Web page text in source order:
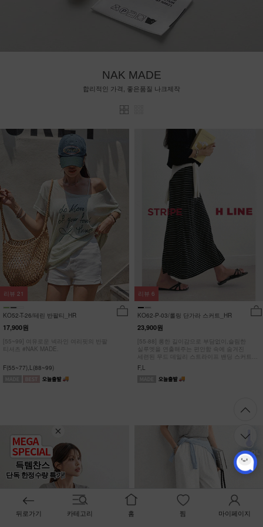
득템찬스
단독 한정수량 특가!
NAK MADE
합리적인 가격, 좋은품질 나크제작
KO52-T-26/테린 반팔티_HR
17,900원
[55~99] 여유로운 넥라인 여리핏의 반팔
티셔츠 #NAK MADE.
F(55~77),L(88~99)
리뷰 21
KO62-P-03/롤링 단가라 스커트_HR
23,900원
[55-88] 롱한 길이감으로 부담없이,슬림한
실루엣을 연출해주는 편안함 속에 숨겨진
세련된 무드 데일리 스트라이프 밴딩 스커트
#NAK MADE.
F,L
리뷰 6
뒤로가기 카테고리 홈 찜 마이페이지